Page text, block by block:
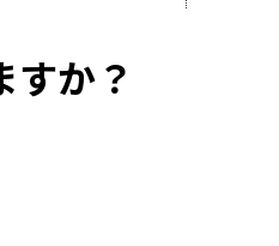
か？